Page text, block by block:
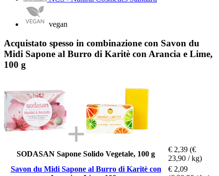
vegan
Acquistato spesso in combinazione con Savon du
Midi Sapone al Burro di Karitè con Arancia e Lime,
100 g
SODASAN Sapone Solido Vegetale, 100 g
€ 2,39 (€
23,90 / kg)
Savon du Midi Sapone al Burro di Karitè con
€ 2,09